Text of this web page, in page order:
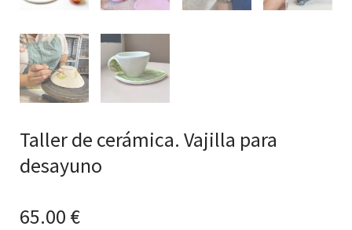
Taller de cerámica. Vajilla para
desayuno
65.00 €